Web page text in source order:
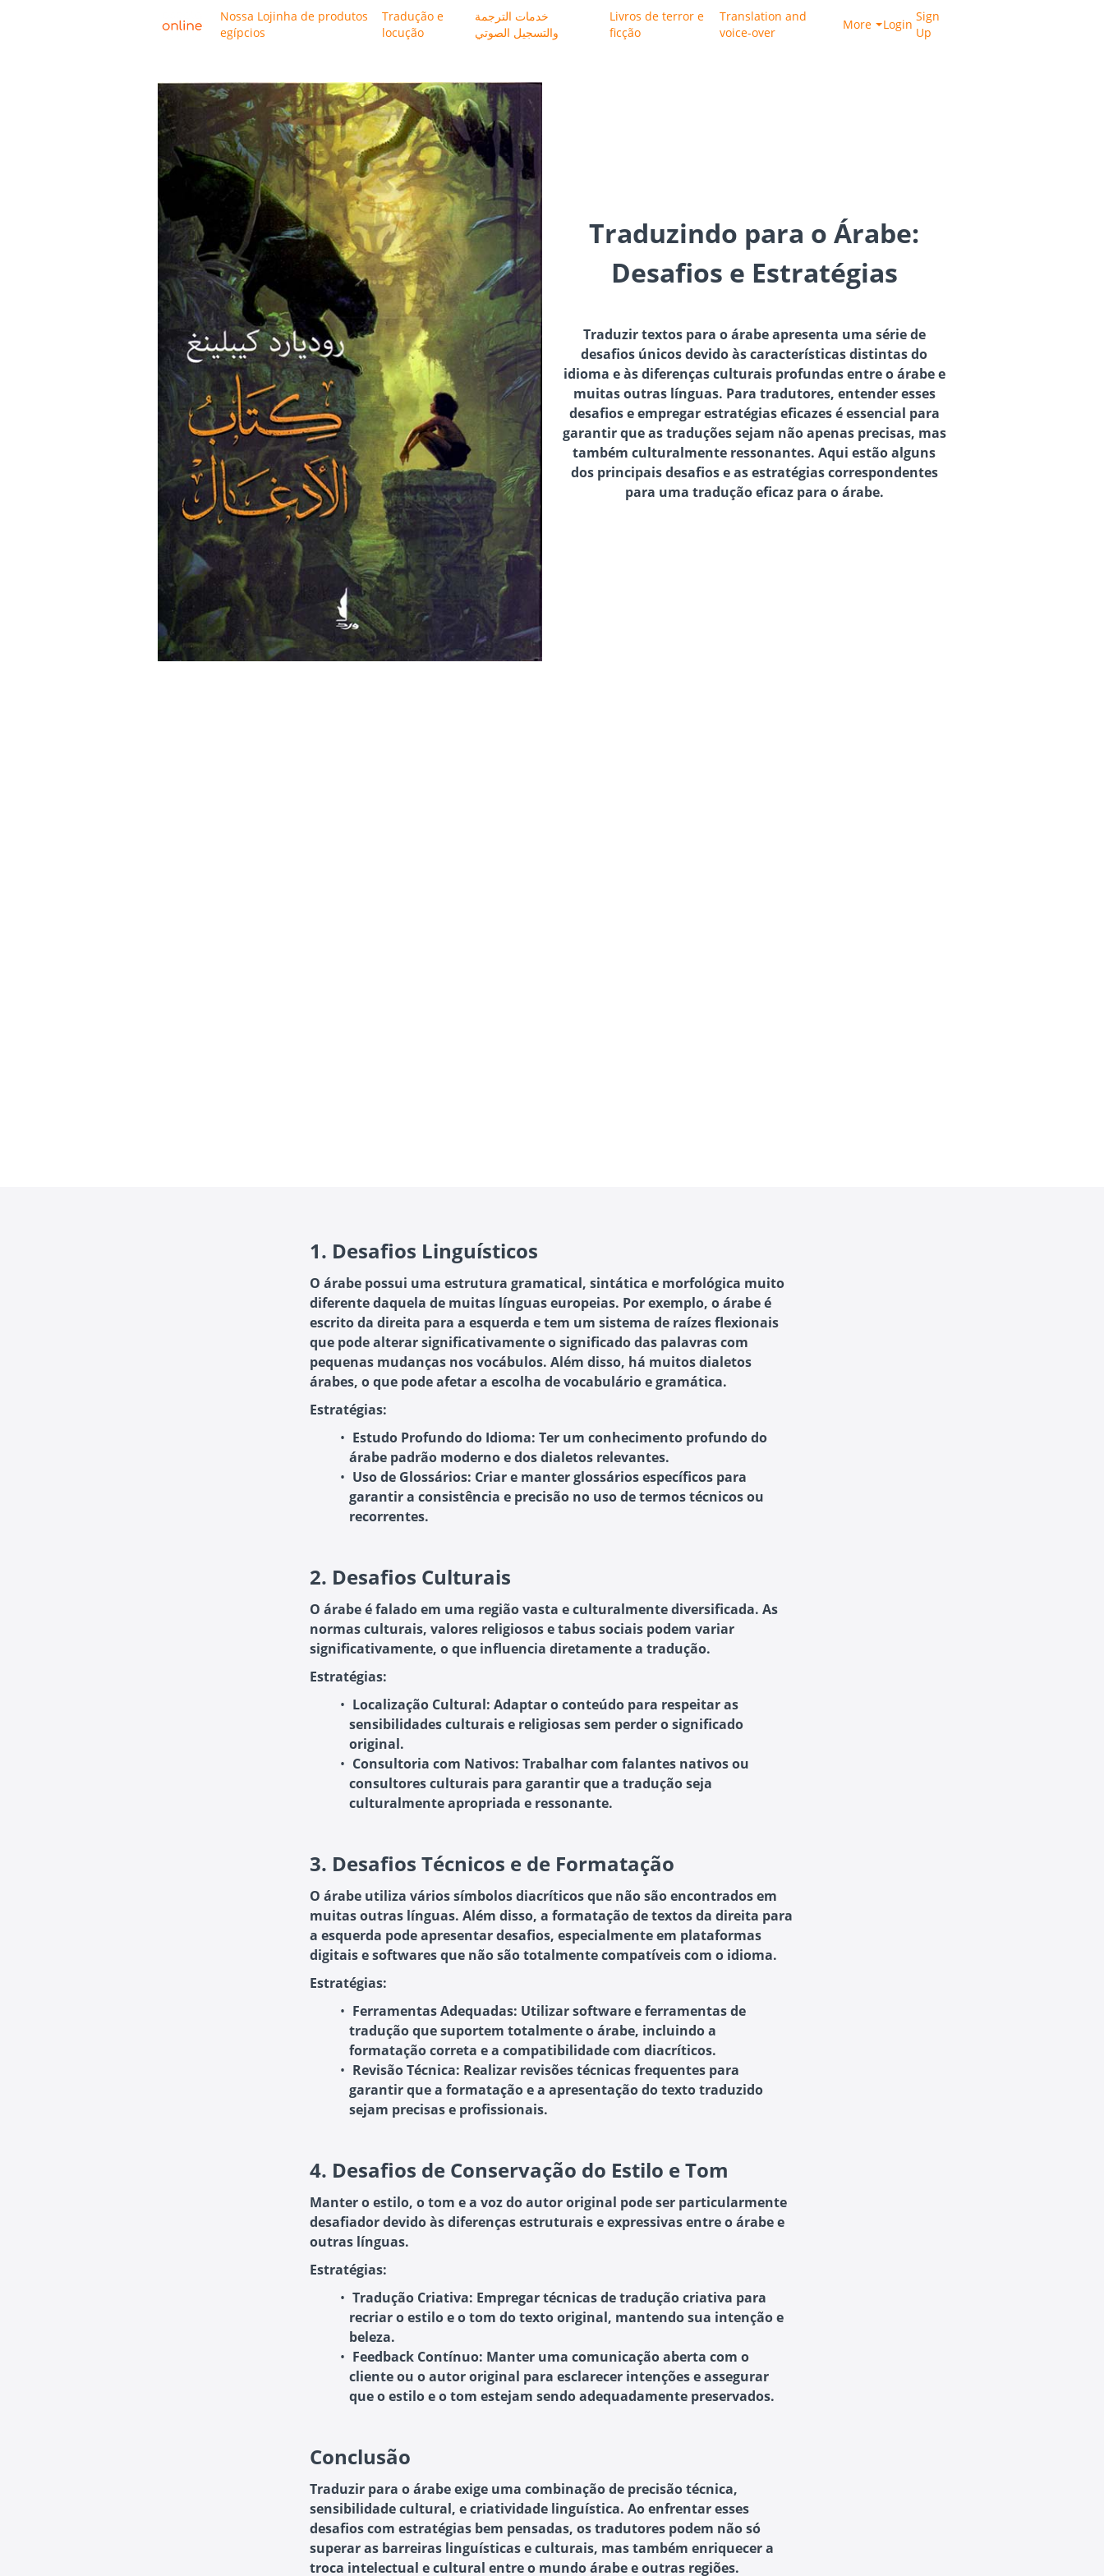
Nossa Lojinha de produtos
egípcios
Tradução e
locução
خدمات الترجمة
والتسجيل الصوتي
Livros de terror e
ficção
Translation and
voice-over
More Login
Sign
Up
Traduzindo para o Árabe:
Desafios e Estratégias
Traduzir textos para o árabe apresenta uma série de
desafios únicos devido às características distintas do
idioma e às diferenças culturais profundas entre o árabe e
muitas outras línguas. Para tradutores, entender esses
desafios e empregar estratégias eficazes é essencial para
garantir que as traduções sejam não apenas precisas, mas
também culturalmente ressonantes. Aqui estão alguns
dos principais desafios e as estratégias correspondentes
para uma tradução eficaz para o árabe.
1. Desafios Linguísticos
O árabe possui uma estrutura gramatical, sintática e morfológica muito
diferente daquela de muitas línguas europeias. Por exemplo, o árabe é
escrito da direita para a esquerda e tem um sistema de raízes flexionais
que pode alterar significativamente o significado das palavras com
pequenas mudanças nos vocábulos. Além disso, há muitos dialetos
árabes, o que pode afetar a escolha de vocabulário e gramática.
Estratégias:
Estudo Profundo do Idioma: Ter um conhecimento profundo do
árabe padrão moderno e dos dialetos relevantes.
Uso de Glossários: Criar e manter glossários específicos para
garantir a consistência e precisão no uso de termos técnicos ou
recorrentes.
2. Desafios Culturais
O árabe é falado em uma região vasta e culturalmente diversificada. As
normas culturais, valores religiosos e tabus sociais podem variar
significativamente, o que influencia diretamente a tradução.
Estratégias:
Localização Cultural: Adaptar o conteúdo para respeitar as
sensibilidades culturais e religiosas sem perder o significado
original.
Consultoria com Nativos: Trabalhar com falantes nativos ou
consultores culturais para garantir que a tradução seja
culturalmente apropriada e ressonante.
3. Desafios Técnicos e de Formatação
O árabe utiliza vários símbolos diacríticos que não são encontrados em
muitas outras línguas. Além disso, a formatação de textos da direita para
a esquerda pode apresentar desafios, especialmente em plataformas
digitais e softwares que não são totalmente compatíveis com o idioma.
Estratégias:
Ferramentas Adequadas: Utilizar software e ferramentas de
tradução que suportem totalmente o árabe, incluindo a
formatação correta e a compatibilidade com diacríticos.
Revisão Técnica: Realizar revisões técnicas frequentes para
garantir que a formatação e a apresentação do texto traduzido
sejam precisas e profissionais.
4. Desafios de Conservação do Estilo e Tom
Manter o estilo, o tom e a voz do autor original pode ser particularmente
desafiador devido às diferenças estruturais e expressivas entre o árabe e
outras línguas.
Estratégias:
Tradução Criativa: Empregar técnicas de tradução criativa para
recriar o estilo e o tom do texto original, mantendo sua intenção e
beleza.
Feedback Contínuo: Manter uma comunicação aberta com o
cliente ou o autor original para esclarecer intenções e assegurar
que o estilo e o tom estejam sendo adequadamente preservados.
Conclusão
Traduzir para o árabe exige uma combinação de precisão técnica,
sensibilidade cultural, e criatividade linguística. Ao enfrentar esses
desafios com estratégias bem pensadas, os tradutores podem não só
superar as barreiras linguísticas e culturais, mas também enriquecer a
troca intelectual e cultural entre o mundo árabe e outras regiões.